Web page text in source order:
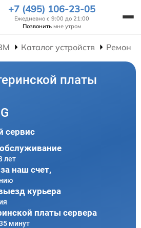
+7 (495) 106-23-05
Ежедневно с 9:00 до 21:00
Позвонить мне утром
Каталог устройств Ремонт
платы
сервис
лет
наш счет,
курьера
платы сервера
минут